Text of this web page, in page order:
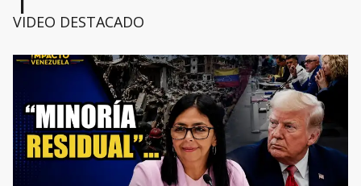
VIDEO DESTACADO